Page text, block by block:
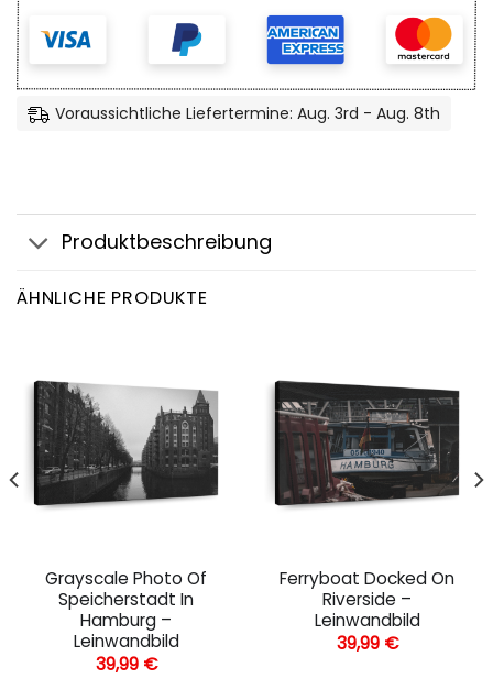
Voraussichtliche Liefertermine: Aug. 3rd - Aug. 8th
Produktbeschreibung
ÄHNLICHE PRODUKTE
Grayscale Photo Of
Speicherstadt In
Hamburg –
Leinwandbild
39,99 €
Ferryboat Docked On
Riverside –
Leinwandbild
39,99 €